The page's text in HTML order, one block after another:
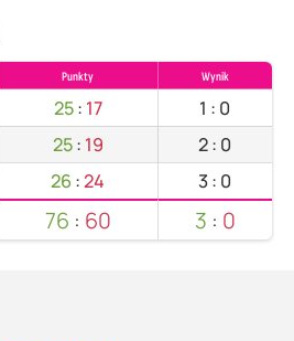
Punkty Wynik
25: 17 1 : 0
25: 19 2: 0
26:24 3: 0
76 : 60 3 : 0